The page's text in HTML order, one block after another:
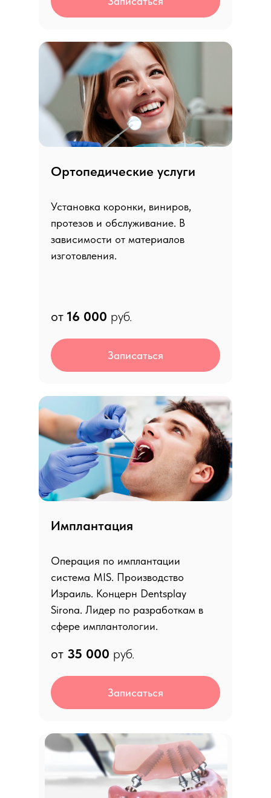
Установка коронки, виниров,
протезов и обслуживание. В
зависимости от материалов
изготовления.
от 16 000 руб.
Записаться
Ортопедические услуги
Операция по имплантации
система MIS. Производство
Израиль. Концерн Dentsplay
Sirona. Лидер по разработкам в
сфере имплантологии.
от 35 000 руб.
Записаться
Имплантация